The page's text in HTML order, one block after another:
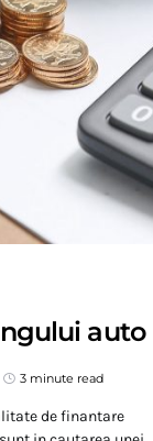
auto
3 minute read
de finantare